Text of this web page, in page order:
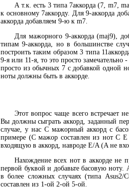
А т.к. есть 3 типа 7аккорда (7, m7,
к основному 7аккорду. Для 9-аккорда
аккорда добавляем 9-ю к m7.
Для мажорного 9-аккорда (maj9),
типам 9-аккорда, но в большинстве
построить таким образом 3 типа
9-я или 11-я, то это просто
просто из обычных 7 с добавкой одной
ноты должны быть в аккорде.
Этот вопрос чаще всего встречает
Вы должны сыграть аккорд, заданный
случае, у нас C мажорный аккорд с
примере (C мажор составлен из нот C
входящую в аккорд, навроде E/A (A не
Нахождение всех нот в аккорде не
первой буквой и добавьте басовую
в более сложных случаях (типа Asus2/
составлен из 1-ой 2-ой 5-ой.